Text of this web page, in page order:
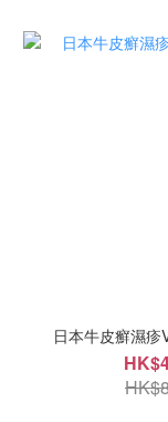
日本牛皮癬濕疹